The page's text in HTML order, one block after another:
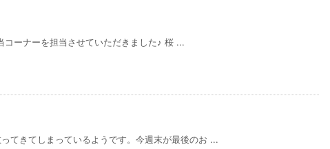
ーナーを担当させていただきました♪ 桜 ...
てきてしまっているようです。今週末が最後のお ...